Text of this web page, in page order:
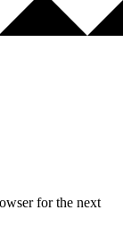
for the next